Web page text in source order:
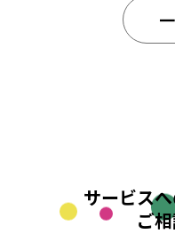
サービスへ
ご